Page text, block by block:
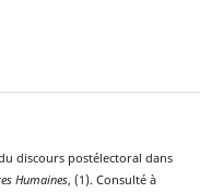
discours postélectoral dans
Humaines, (1). Consulté à